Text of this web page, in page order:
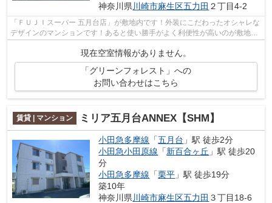
神奈川県 川崎市麻生区五力田 ２丁目4-2
「ＦＵＪＩスーパー 五月台店」が敷地内です！外装にこだわったオシャレな
デザインのマンションです！あると使い勝手がよく利便性が高いのが敷地内
ごみ置き場です！魅力的な駅近物件と...
現在空室情報がありません。
「グリーンフォレスト」への
お問い合わせはこちら
賃貸 | マンション ミリア五月台ANNEX【SHM】
小田急多摩線 「五月台 」駅 徒歩2分
小田急小田原線 「新百合ヶ丘 」駅 徒歩20
分
小田急多摩線 「栗平 」駅 徒歩19分
築10年
神奈川県川崎市麻生区五力田 ３丁目18-6